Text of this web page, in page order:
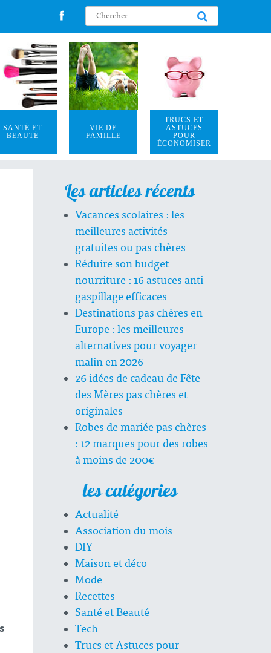
SANTÉ ET
BEAUTÉ
VIE DE
FAMILLE
TRUCS ET
ASTUCES
POUR
ÉCONOMISER
Les articles récents
Vacances scolaires : les
meilleures activités
gratuites ou pas chères
Réduire son budget
nourriture : 16 astuces anti-
gaspillage efficaces
Destinations pas chères en
Europe : les meilleures
alternatives pour voyager
malin en 2026
26 idées de cadeau de Fête
des Mères pas chères et
originales
Robes de mariée pas chères
: 12 marques pour des robes
à moins de 200€
les catégories
Actualité
Association du mois
DIY
Maison et déco
Mode
Recettes
Santé et Beauté
Tech
Trucs et Astuces pour